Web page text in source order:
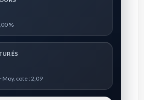
%
Moy. cote : 2,09